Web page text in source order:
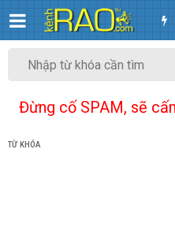
Đừng cố SPAM, sẽ
TỪ KHÓA